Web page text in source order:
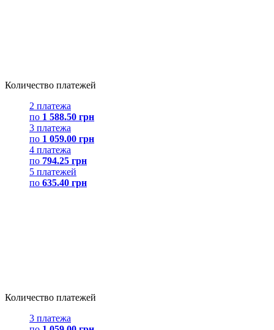
Количество платежей
2 платежа
по 1 588.50 грн
3 платежа
по 1 059.00 грн
4 платежа
по 794.25 грн
5 платежей
по 635.40 грн
Количество платежей
3 платежа